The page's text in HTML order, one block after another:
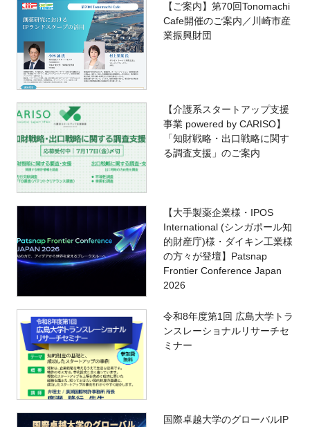
【ご案内】第70回Tonomachi
Cafe開催のご案内／川崎市産
業振興財団
【介護系スタートアップ支援
事業 powered by CARISO】
「知財戦略・出口戦略に関す
る調査支援」のご案内
【大手製薬企業様・IPOS
International (シンガポール知
的財産庁)様・ダイキン工業様
の方々が登壇】Patsnap
Frontier Conference Japan
2026
令和8年度第1回 広島大学トラ
ンスレーショナルリサーチセ
ミナー
国際卓越大学のグローバルIP